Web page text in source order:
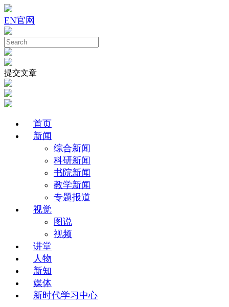
EN官网
提交文章
首页
新闻
综合新闻
科研新闻
书院新闻
教学新闻
专题报道
视觉
图说
视频
讲堂
人物
新知
媒体
新时代学习中心